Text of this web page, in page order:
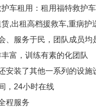
车租用：租用福特救护
,出租高档援救车,重病护
、服务于民，团队成员均
富，训练有素的化团队
安装了其他一系列的设施
，24小时在线
程服务